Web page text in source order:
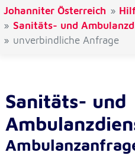
Johanniter Österreich
Sanitäts- und
unverbindliche Anfrage
Sanitäts- und
1 Jahr
cookie_consent
Zweck:
Dieser Cookie
Einverständnis-